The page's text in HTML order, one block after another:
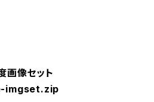
像セット
imgset.zip